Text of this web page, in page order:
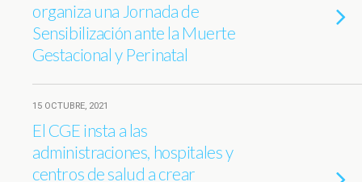
organiza una Jornada de
Sensibilización ante la Muerte
Gestacional y Perinatal
15 OCTUBRE, 2021
El CGE insta a las
administraciones, hospitales y
centros de salud a crear